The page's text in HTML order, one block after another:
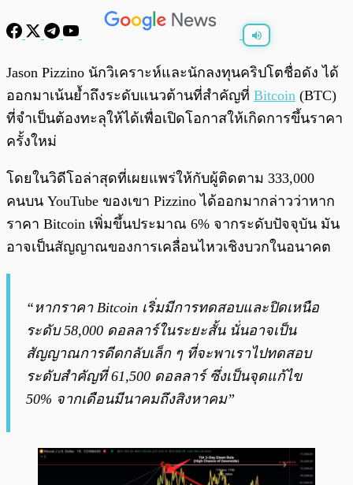
0:00 / 0:00
Jason Pizzino นักวิเคราะห์และนักลงทุนคริปโตชื่อดัง ได้
ออกมาเน้นย้ำถึงระดับแนวต้านที่สำคัญที่ Bitcoin (BTC)
ที่จำเป็นต้องทะลุให้ได้เพื่อเปิดโอกาสให้เกิดการขึ้นราคา
ครั้งใหม่
โดยในวิดีโอล่าสุดที่เผยแพร่ให้กับผู้ติดตาม 333,000
คนบน YouTube ของเขา Pizzino ได้ออกมากล่าวว่าหาก
ราคา Bitcoin เพิ่มขึ้นประมาณ 6% จากระดับปัจจุบัน มัน
อาจเป็นสัญญาณของการเคลื่อนไหวเชิงบวกในอนาคต
“หากราคา Bitcoin เริ่มมีการทดสอบและปิดเหนือ
ระดับ 58,000 ดอลลาร์ในระยะสั้น นั่นอาจเป็น
สัญญาณการดีดกลับเล็ก ๆ ที่จะพาเราไปทดสอบ
ระดับสำคัญที่ 61,500 ดอลลาร์ ซึ่งเป็นจุดแก้ไข
50% จากเดือนมีนาคมถึงสิงหาคม”